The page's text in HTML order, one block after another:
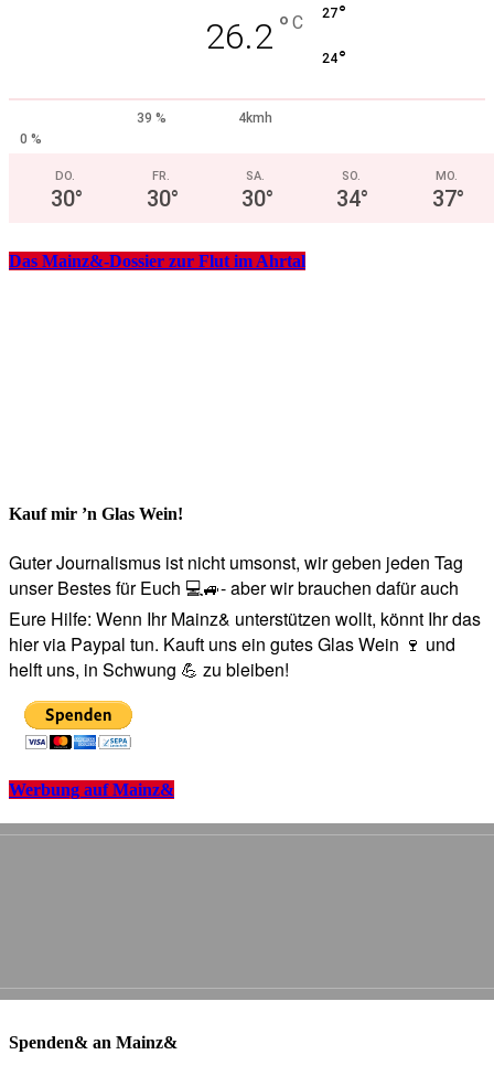
26.2 ° C 27°
24°
39 %
4kmh
0 %
DO.
30°
FR.
30°
SA.
30°
SO.
34°
MO.
37°
Das Mainz&-Dossier zur Flut im Ahrtal
Kauf mir ’n Glas Wein!
Guter Journalismus ist nicht umsonst, wir geben jeden Tag
unser Bestes für Euch 💻🚙- aber wir brauchen dafür auch
Eure Hilfe: Wenn Ihr Mainz& unterstützen wollt, könnt Ihr das
hier via Paypal tun. Kauft uns ein gutes Glas Wein 🍷 und
helft uns, in Schwung 💪 zu bleiben!
Werbung auf Mainz&
Spenden& an Mainz&